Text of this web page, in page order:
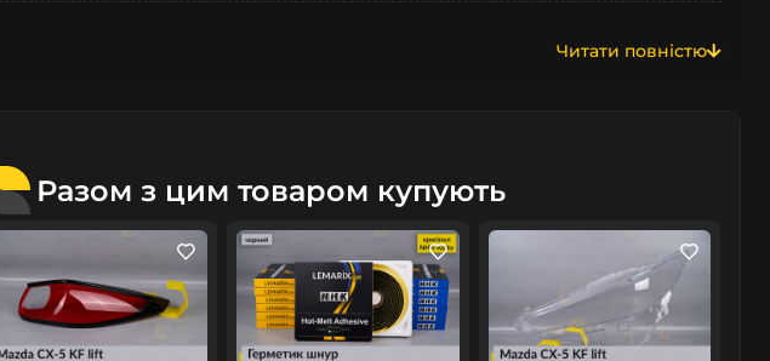
випуску
Читати повністю
Разом з цим товаром купують